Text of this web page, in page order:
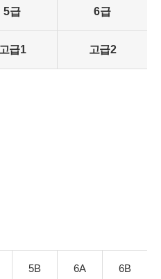
5급 6급
고급1 고급2
5B 6A 6B